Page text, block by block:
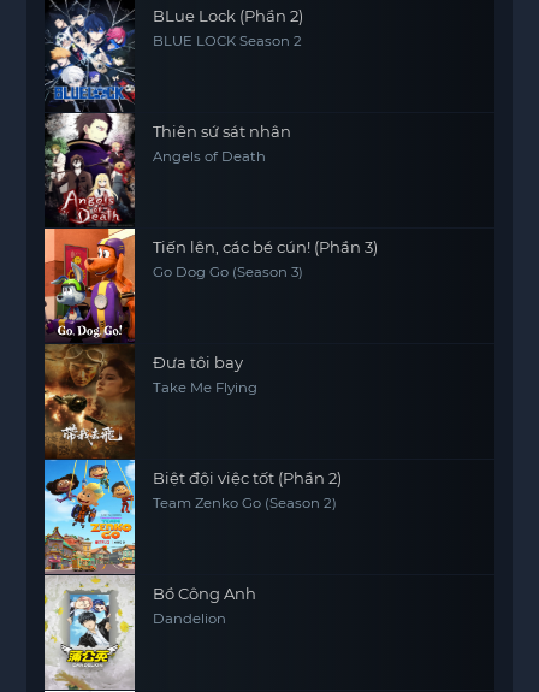
BLue Lock (Phần 2)
BLUE LOCK Season 2
Thiên sứ sát nhân
Angels of Death
Tiến lên, các bé cún! (Phần 3)
Go Dog Go (Season 3)
Đưa tôi bay
Take Me Flying
Biệt đội việc tốt (Phần 2)
Team Zenko Go (Season 2)
Bồ Công Anh
Dandelion